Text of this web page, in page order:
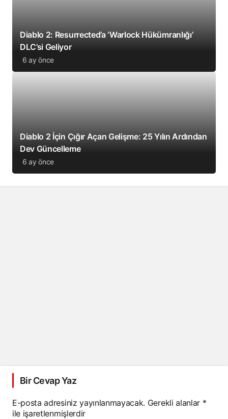
Diablo 2: Resurrected’a ‘Warlock Hükümranlığı’
DLC’si Geliyor
6 ay önce
Diablo 2 İçin Çığır Açan Gelişme: 25 Yılın Ardından
Dev Güncelleme
6 ay önce
Bir Cevap Yaz
E-posta adresiniz yayınlanmayacak. Gerekli alanlar *
ile işaretlenmişlerdir